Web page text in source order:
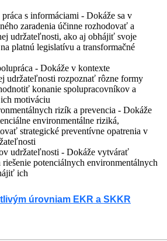
práca s informáciami - Dokáže sa v
zaradenia účinne rozhodovať a
udržateľnosti, ako aj obhájiť svoje
platnú legislatívu a transformačné
- Dokáže v kontexte
udržateľnosti rozpoznať rôzne formy
konanie spolupracovníkov a
motiváciu
rizík a prevencia - Dokáže
environmentálne riziká,
strategické preventívne opatrenia v
udržateľnosti - Dokáže vytvárať
riešenie potenciálnych environmentálnych
ich
úrovniam EKR a SKKR